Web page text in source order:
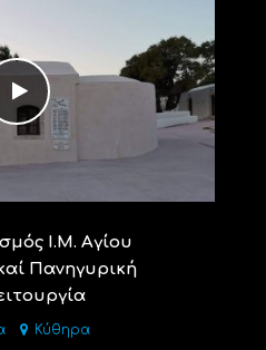
Ι.Μ. Αγίου
Πανηγυρική
Κύθηρα